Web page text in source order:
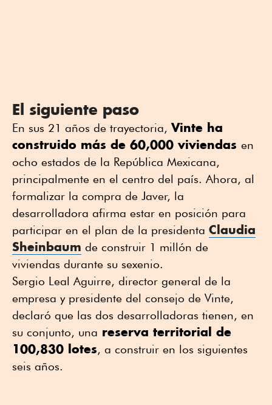
El siguiente paso
En sus 21 años de trayectoria,Vinte ha
construido más de 60,000 viviendas en
ocho estados de la República Mexicana,
principalmente en el centro del país. Ahora, al
formalizar la compra de Javer, la
desarrolladora afirma estar en posición para
participar en el plan de la presidenta Claudia
Sheinbaum de construir 1 millón de
viviendas durante su sexenio.
Sergio Leal Aguirre, director general de la
empresa y presidente del consejo de Vinte,
declaró que las dos desarrolladoras tienen, en
su conjunto, una reserva territorial de
100,830 lotes, a construir en los siguientes
seis años.